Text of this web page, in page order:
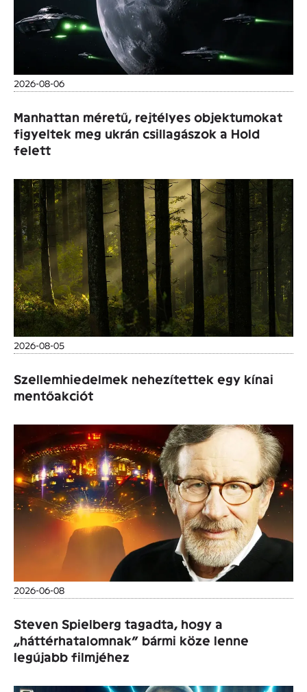
2026-08-06
Manhattan méretű, rejtélyes objektumokat
figyeltek meg ukrán csillagászok a Hold
felett
2026-08-05
Szellemhiedelmek nehezítettek egy kínai
mentőakciót
2026-06-08
Steven Spielberg tagadta, hogy a
„háttérhatalomnak” bármi köze lenne
legújabb filmjéhez